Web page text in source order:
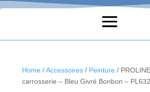
Home/Accessoires/ Peinture/
carrosserie – Bleu Givré Bonbon –